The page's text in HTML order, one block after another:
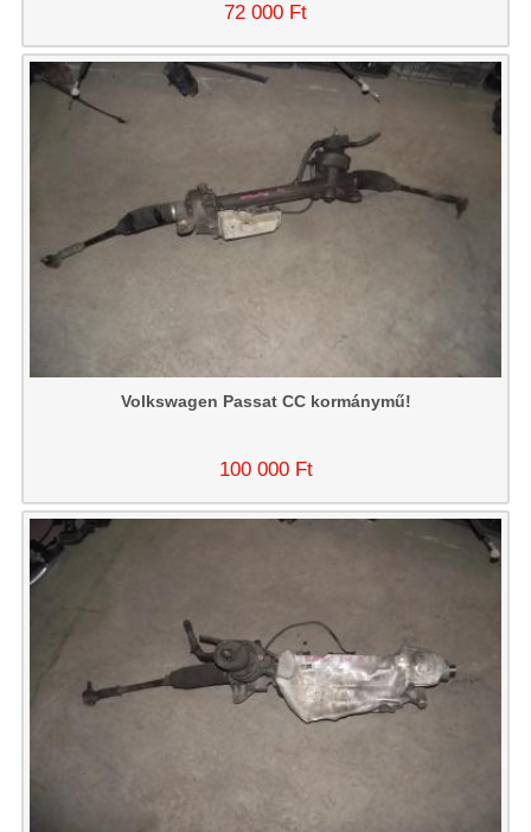
72 000 Ft
Volkswagen Passat CC kormánymű!
100 000 Ft